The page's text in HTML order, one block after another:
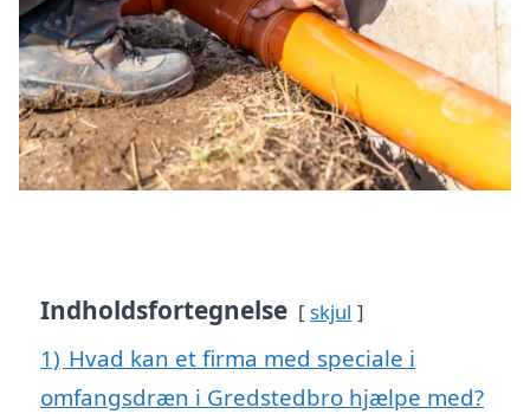
Indholdsfortegnelse skjul
1) Hvad kan et firma med speciale i
omfangsdræn i Gredstedbro hjælpe med?